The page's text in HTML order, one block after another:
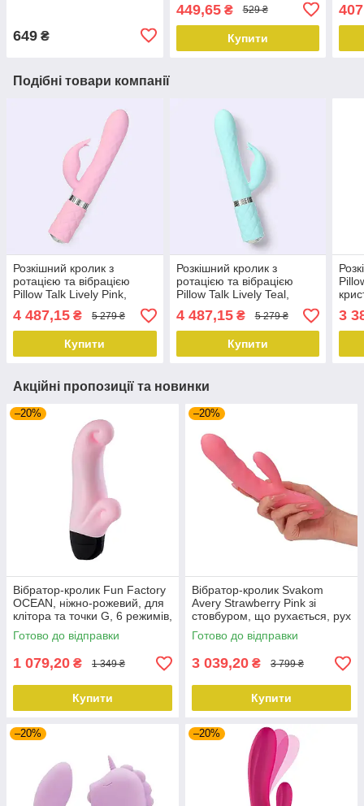
649 ₴
нафтохімії
449,65₴ 529 ₴
Купити
Подібні товари компанії
Розкішний кролик з
ротацією та вібрацією
Pillow Talk Lively Pink,
кристал Сваровскі
4 487,15 ₴ 5 279 ₴
Купити
Розкішний кролик з
ротацією та вібрацією
Pillow Talk Lively Teal,
кристал Сваровскі
4 487,15₴ 5 279 ₴
Купити
3
Акційні пропозиції та новинки
–20%
Вібратор-кролик Fun Factory
OCEAN, ніжно-рожевий, для
клітора та точки G, 6 режимів,
на батарейках
Готово до відправки
1 079,20 ₴ 1 349 ₴
Купити
–20%
Вібратор-кролик Svakom
Avery Strawberry Pink зі
стовбуром, що рухається, рух
вперед-назад
Готово до відправки
3 039,20 ₴ 3 799 ₴
Купити
–20% –20%